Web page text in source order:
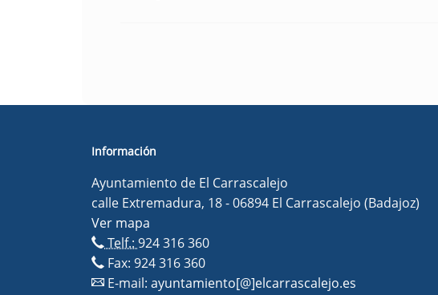
Información
Ayuntamiento de El Carrascalejo
calle Extremadura, 18 - 06894 El Carrascalejo (Badajoz)
Ver mapa
Telf.:924 316 360
Fax: 924 316 360
E-mail: ayuntamiento[@]elcarrascalejo.es